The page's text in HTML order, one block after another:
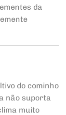
da
do cominho
não suporta
muito